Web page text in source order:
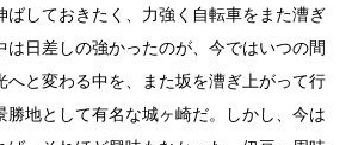
ばしておきたく、力強く自転車をまた漕ぎ
は日差しの強かったのが、今ではいつの間
へと変わる中を、また坂を漕ぎ上がって行
勝地として有名な城ヶ崎だ。しかし、今は